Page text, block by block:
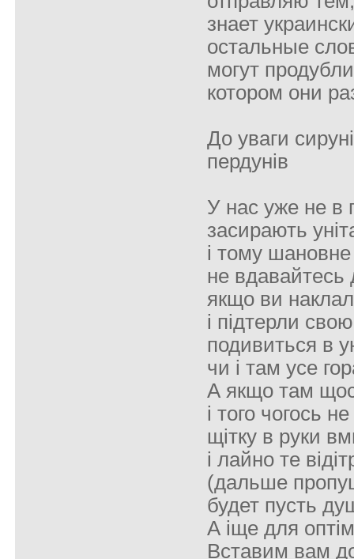
знает
остальные
могут
котором они
До уваги
пердунів
У нас уже не в
засирають
і тому
не вдавайтесь
якщо ви
і підтерли
подивиться в
чи і там усе
А якщо там
і того чогось
щітку в руки
і лайно те
(дальше
будет пусть
А іще для
Вставим вам